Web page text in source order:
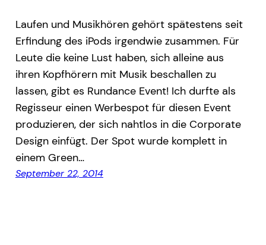
Laufen und Musikhören gehört spätestens seit
Erfindung des iPods irgendwie zusammen. Für
Leute die keine Lust haben, sich alleine aus
ihren Kopfhörern mit Musik beschallen zu
lassen, gibt es Rundance Event! Ich durfte als
Regisseur einen Werbespot für diesen Event
produzieren, der sich nahtlos in die Corporate
Design einfügt. Der Spot wurde komplett in
einem Green…
September 22, 2014